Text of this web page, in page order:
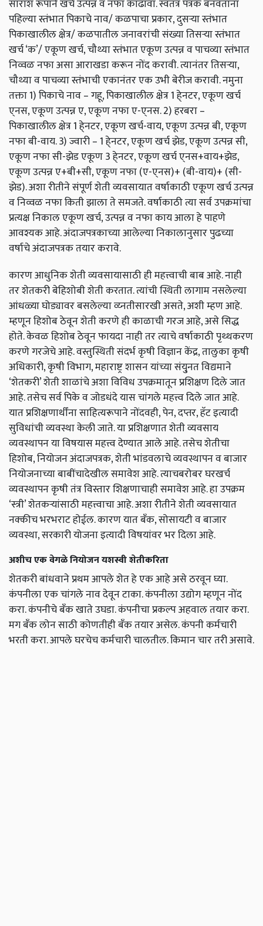
सारांश रूपाने खर्च उत्पन्न व नफा काढावा. स्वतंत्र पत्रक बनवताना
पहिल्या स्तंभात पिकाचे नाव/ कळपाचा प्रकार, दुसर्‍या स्तंभात
पिकाखालील क्षेत्र/ कळपातील जनावरांची संख्या तिसर्‍या स्तंभात
खर्च ‘क’/ एकूण खर्च, चौथ्या स्तंभात एकूण उत्पन्न व पाचव्या स्तंभात
निव्वळ नफा असा आराखडा करून नोंद करावी. त्यानंतर तिसर्‍या,
चौथ्या व पाचव्या स्तंभाची एकानंतर एक उभी बेरीज करावी. नमुना
तक्ता 1) पिकाचे नाव – गहू, पिकाखालील क्षेत्र 1 हे्नटर, एकूण खर्च
ए्नस, एकूण उत्पन्न ए, एकूण नफा ए-ए्नस. 2) हरबरा –
पिकाखालील क्षेत्र 1 हे्नटर, एकूण खर्च-वाय, एकूण उत्पन्न बी, एकूण
नफा बी-वाय. 3) ज्वारी – 1 हे्नटर, एकूण खर्च झेड, एकूण उत्पन्न सी,
एकूण नफा सी-झेड एकूण 3 हे्नटर, एकूण खर्च ए्नस+वाय+झेड,
एकूण उत्पन्न ए+बी+सी, एकूण नफा (ए-ए्नस)+ (बी-वाय)+ (सी-
झेड). अशा रीतीने संपूर्ण शेती व्यवसायात वर्षाकाठी एकूण खर्च उत्पन्न
व निव्वळ नफा किती झाला ते समजते. वर्षाकाठी त्या सर्व उपक्रमांचा
प्रत्यक्ष निकाल एकूण खर्च, उत्पन्न व नफा काय आला हे पाहणे
आवश्यक आहे. अंदाजपत्रकाच्या आलेल्या निकालानुसार पुढच्या
वर्षाचे अंदाजपत्रक तयार करावे.
कारण आधुनिक शेती व्यवसायासाठी ही महत्त्वाची बाब आहे. नाही
तर शेतकरी बेहिशोबी शेती करतात. त्यांची स्थिती लागाम नसलेल्या
आंधळ्या घोड्यावर बसलेल्या व्य्नतीसारखी असते, अशी म्हण आहे.
म्हणून हिशोब ठेवून शेती करणे ही काळाची गरज आहे, असे सिद्ध
होते. केवळ हिशोब ठेवून फायदा नाही तर त्याचे वर्षाकाठी पृथ्थकरण
करणे गरजेचे आहे. वस्तुस्थिती संदर्भ कृषी विज्ञान केंद्र, तालुका कृषी
अधिकारी, कृषी विभाग, महाराष्ट्र शासन यांच्या संयु्नत विद्यमाने
‘शेतकरी’ शेती शाळांचे अशा विविध उपक्रमातून प्रशिक्षण दिले जात
आहे. तसेच सर्व पिके व जोडधंदे यास चांगले महत्त्व दिले जात आहे.
यात प्रशिक्षणार्थींना साहित्यरूपाने नोंदवही, पेन, दप्तर, हॅट इत्यादी
सुविधांची व्यवस्था केली जाते. या प्रशिक्षणात शेती व्यवसाय
व्यवस्थापन या विषयास महत्त्व देण्यात आले आहे. तसेच शेतीचा
हिशोब, नियोजन अंदाजपत्रक, शेती भांडवलाचे व्यवस्थापन व बाजार
नियोजनाच्या बाबींचादेखील समावेश आहे. त्याचबरोबर घरखर्च
व्यवस्थापन कृषी तंत्र विस्तार शिक्षणाचाही समावेश आहे. हा उपक्रम
‘स्त्री’ शेतकर्‍यांसाठी महत्त्वाचा आहे. अशा रीतीने शेती व्यवसायात
नक्कीच भरभराट होईल. कारण यात बँक, सोसायटी व बाजार
व्यवस्था, सरकारी योजना इत्यादी विषयांवर भर दिला आहे.
अशीच एक वेगळे नियोजन यशस्वी शेतीकरिता
शेतकरी बांधवाने प्रथम आपले शेत हे एक आहे असे ठरवून घ्या.
कंपनीला एक चांगले नाव देवून टाका. कंपनीला उद्योग म्हणून नोंद
करा. कंपनीचे बँक खाते उघडा. कंपनीचा प्रकल्प अहवाल तयार करा.
मग बँक लोन साठी कोणतीही बँक तयार असेल. कंपनी कर्मचारी
भरती करा. आपले घरचेच कर्मचारी चालतील. किमान चार तरी असावे.